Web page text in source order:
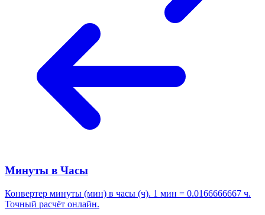
Минуты в Часы
Конвертер минуты (мин) в часы (ч). 1 мин = 0.0166666667 ч.
Точный расчёт онлайн.